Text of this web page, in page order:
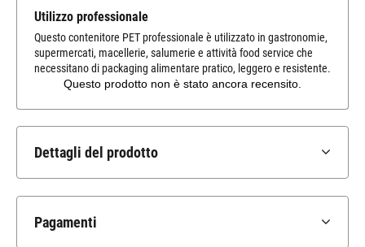
Utilizzo professionale
Questo contenitore PET professionale è utilizzato in gastronomie,
supermercati, macellerie, salumerie e attività food service che
necessitano di packaging alimentare pratico, leggero e resistente.
Dettagli del prodotto
Pagamenti